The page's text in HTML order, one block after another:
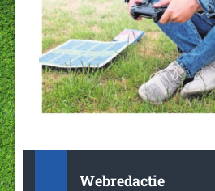
Webredactie